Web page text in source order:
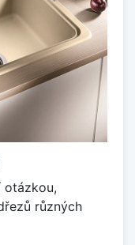
otázkou,
různých